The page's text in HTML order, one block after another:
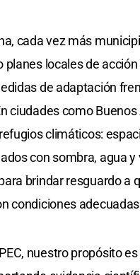
cada vez más
planes locales de
de adaptación
ciudades como Buenos
climáticos:
con sombra, agua y
brindar resguardo a
condiciones
nuestro propósito